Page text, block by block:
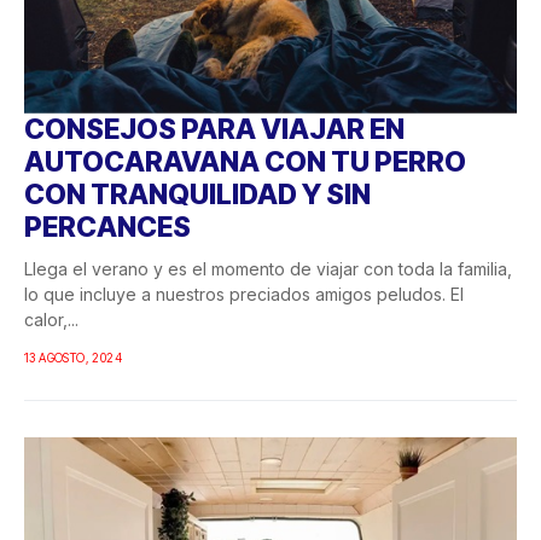
CONSEJOS PARA VIAJAR EN
AUTOCARAVANA CON TU PERRO
CON TRANQUILIDAD Y SIN
PERCANCES
Llega el verano y es el momento de viajar con toda la familia,
lo que incluye a nuestros preciados amigos peludos. El
calor,...
13 AGOSTO, 2024